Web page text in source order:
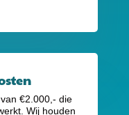
€2.000,- die
Wij houden